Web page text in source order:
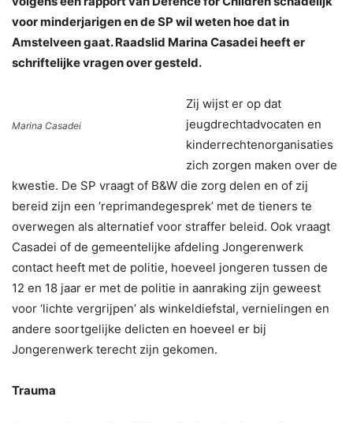
voor minderjarigen en de SP wil weten hoe dat in
Amstelveen gaat. Raadslid Marina Casadei heeft er
schriftelijke vragen over gesteld.
Marina Casadei
Zij wijst er op dat
jeugdrechtadvocaten en
kinderrechtenorganisaties
zich zorgen maken over de
kwestie. De SP vraagt of B&W die zorg delen en of zij
bereid zijn een ‘reprimandegesprek’ met de tieners te
overwegen als alternatief voor straffer beleid. Ook vraagt
Casadei of de gemeentelijke afdeling Jongerenwerk
contact heeft met de politie, hoeveel jongeren tussen de
12 en 18 jaar er met de politie in aanraking zijn geweest
voor ‘lichte vergrijpen’ als winkeldiefstal, vernielingen en
andere soortgelijke delicten en hoeveel er bij
Jongerenwerk terecht zijn gekomen.
Trauma